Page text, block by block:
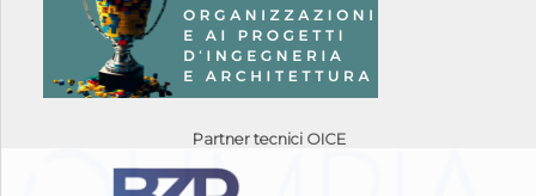
Partner tecnici OICE